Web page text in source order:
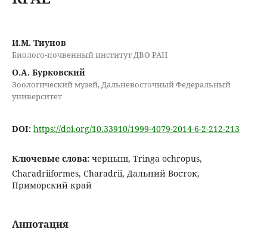
И.М. Тиунов
Биолого-почвенный институт ДВО РАН
О.А. Бурковский
Зоологический музей, Дальневосточный Федеральный
университет
DOI: https://doi.org/10.33910/1999-4079-2014-6-2-212-213
Ключевые слова: черныш, Tringa ochropus,
Charadriiformes, Charadrii, Дальний Восток,
Приморский край
Аннотация